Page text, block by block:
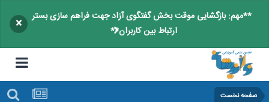
**مهم: بازگشایی موقت بخش گفتگوی آزاد جهت فراهم سازی بستر
ارتباط بین کاربران**
×
صفحه نخست